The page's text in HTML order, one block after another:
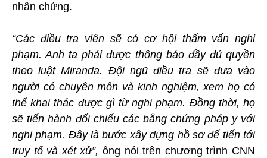
nhân chứng.
“Các điều tra viên sẽ có cơ hội thẩm vấn nghi
phạm. Anh ta phải được thông báo đầy đủ quyền
theo luật Miranda. Đội ngũ điều tra sẽ đưa vào
người có chuyên môn và kinh nghiệm, xem họ có
thể khai thác được gì từ nghi phạm. Đồng thời, họ
sẽ tiến hành đối chiếu các bằng chứng pháp y với
nghi phạm. Đây là bước xây dựng hồ sơ để tiến tới
truy tố và xét xử”, ông nói trên chương trình CNN